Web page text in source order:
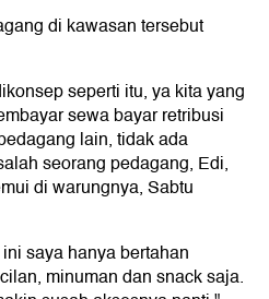
di kawasan tersebut
seperti itu, ya kita yang
sewa bayar retribusi
lain, tidak ada
seorang pedagang, Edi,
di warungnya, Sabtu
saya hanya bertahan
minuman dan snack saja.